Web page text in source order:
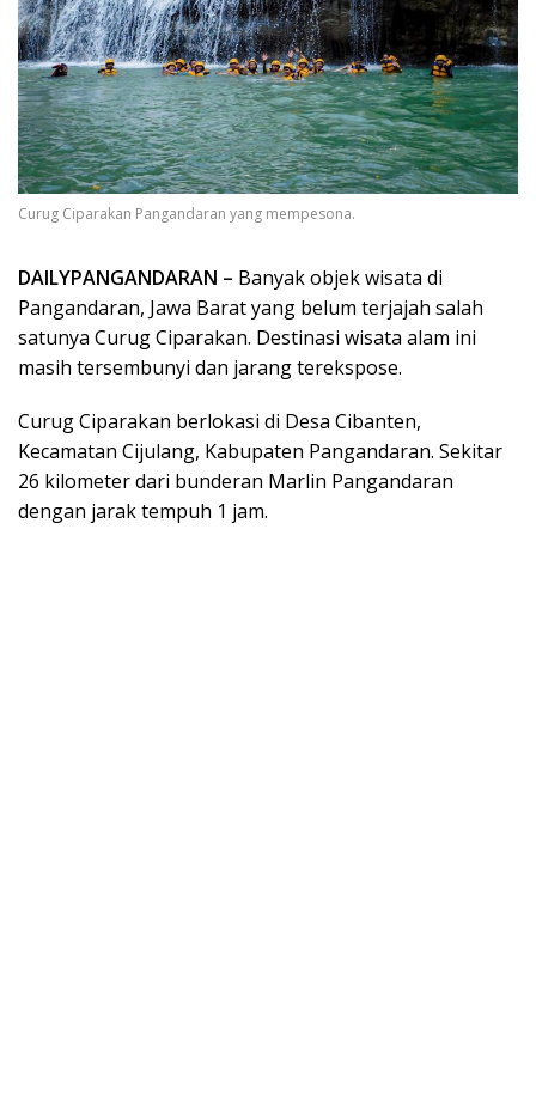
Curug Ciparakan Pangandaran yang mempesona.
DAILYPANGANDARAN – Banyak objek wisata di
Pangandaran, Jawa Barat yang belum terjajah salah
satunya Curug Ciparakan. Destinasi wisata alam ini
masih tersembunyi dan jarang terekspose.
Curug Ciparakan berlokasi di Desa Cibanten,
Kecamatan Cijulang, Kabupaten Pangandaran. Sekitar
26 kilometer dari bunderan Marlin Pangandaran
dengan jarak tempuh 1 jam.